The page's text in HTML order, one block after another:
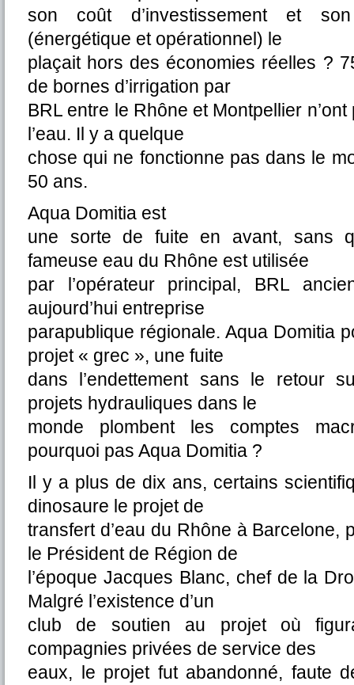
son coût d’investissement et
(énergétique et opérationnel) le
plaçait hors des économies réelles ?
de bornes d’irrigation par
BRL entre le Rhône et Montpellier
l’eau. Il y a quelque
chose qui ne fonctionne pas dans le
50 ans.
Aqua Domitia est
une sorte de fuite en avant, sans
fameuse eau du Rhône est utilisée
par l’opérateur principal, BRL
aujourd’hui entreprise
parapublique régionale. Aqua Domitia
projet « grec », une fuite
dans l’endettement sans le retour
projets hydrauliques dans le
monde plombent les comptes
pourquoi pas Aqua Domitia ?
Il y a plus de dix ans, certains
dinosaure le projet de
transfert d’eau du Rhône à Barcelone,
le Président de Région de
l’époque Jacques Blanc, chef de la
Malgré l’existence d’un
club de soutien au projet où
compagnies privées de service des
eaux, le projet fut abandonné, faute